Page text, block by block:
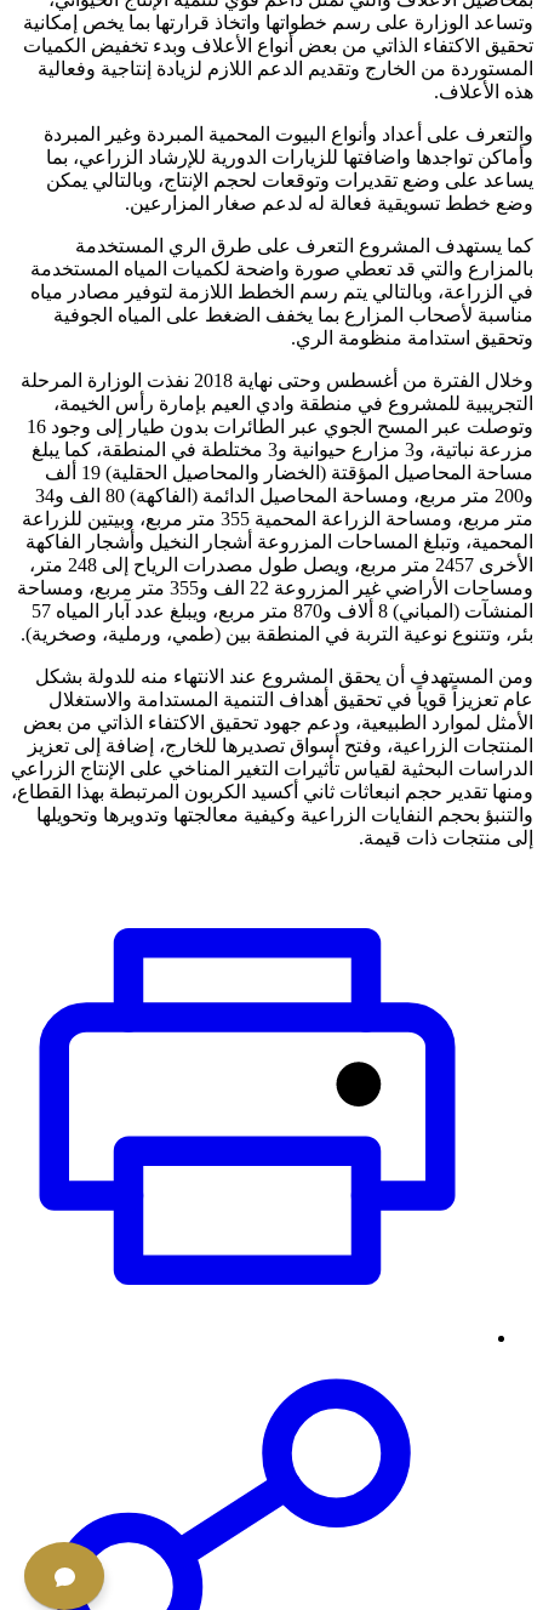
وتساعد الوزارة على رسم خطواتها واتخاذ قرارتها بما يخص إمكانية
تحقيق الاكتفاء الذاتي من بعض أنواع الأعلاف وبدء تخفيض الكميات
المستوردة من الخارج وتقديم الدعم اللازم لزيادة إنتاجية وفعالية
هذه الأعلاف.
والتعرف على أعداد وأنواع البيوت المحمية المبردة وغير المبردة
وأماكن تواجدها واضافتها للزيارات الدورية للإرشاد الزراعي، بما
يساعد على وضع تقديرات وتوقعات لحجم الإنتاج، وبالتالي يمكن
وضع خطط تسويقية فعالة له لدعم صغار المزارعين.
كما يستهدف المشروع التعرف على طرق الري المستخدمة
بالمزارع والتي قد تعطي صورة واضحة لكميات المياه المستخدمة
في الزراعة، وبالتالي يتم رسم الخطط اللازمة لتوفير مصادر مياه
مناسبة لأصحاب المزارع بما يخفف الضغط على المياه الجوفية
وتحقيق استدامة منظومة الري.
وخلال الفترة من أغسطس وحتى نهاية 2018 نفذت الوزارة المرحلة
التجريبية للمشروع في منطقة وادي العيم بإمارة رأس الخيمة،
وتوصلت عبر المسح الجوي عبر الطائرات بدون طيار إلى وجود 16
مزرعة نباتية، و3 مزارع حيوانية و3 مختلطة في المنطقة، كما يبلغ
مساحة المحاصيل المؤقتة (الخضار والمحاصيل الحقلية) 19 ألف
و200 متر مربع، ومساحة المحاصيل الدائمة (الفاكهة) 80 الف و34
متر مربع، ومساحة الزراعة المحمية 355 متر مربع، وبيتين للزراعة
المحمية، وتبلغ المساحات المزروعة أشجار النخيل وأشجار الفاكهة
الأخرى 2457 متر مربع، ويصل طول مصدرات الرياح إلى 248 متر،
ومساحات الأراضي غير المزروعة 22 الف و355 متر مربع، ومساحة
المنشآت (المباني) 8 ألاف و870 متر مربع، ويبلغ عدد آبار المياه 57
بئر، وتتنوع نوعية التربة في المنطقة بين (طمي، ورملية، وصخرية).
ومن المستهدف أن يحقق المشروع عند الانتهاء منه للدولة بشكل
عام تعزيزاً قوياً في تحقيق أهداف التنمية المستدامة والاستغلال
الأمثل لموارد الطبيعية، ودعم جهود تحقيق الاكتفاء الذاتي من بعض
المنتجات الزراعية، وفتح أسواق تصديرها للخارج، إضافة إلى تعزيز
الدراسات البحثية لقياس تأثيرات التغير المناخي على الإنتاج الزراعي
ومنها تقدير حجم انبعاثات ثاني أكسيد الكربون المرتبطة بهذا القطاع،
والتنبؤ بحجم النفايات الزراعية وكيفية معالجتها وتدويرها وتحويلها
إلى منتجات ذات قيمة.